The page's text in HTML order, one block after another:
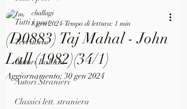
Tutti i post
Territorio
Autori Italiani
Autori Stranieri
Classici lett. straniera
(D0883) Taj Mahal - John
Lall (1982)(34/1)
challagi
8 gen 2024 Tempo di lettura: 1 min
Aggiornamento:30 gen 2024